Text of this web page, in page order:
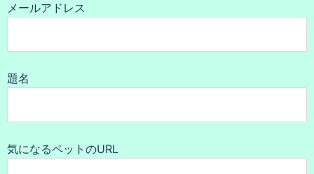
メールアドレス
題名
気になるペットのURL